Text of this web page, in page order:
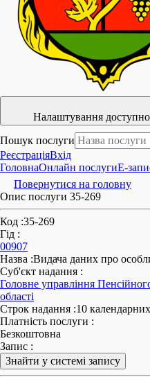
Налаштування
Пошук послуги
РеєстраціяВхід
ГоловнаОнлайн послугиE-
Повернутися на головну
Опис послуги 35-269
Код :35-269
Гід :
00907
Назва :Видача даних про
Суб'єкт надання :
Головне управління
області
Строк надання :10
Платність послуги :
Безкоштовна
Запис :
Знайти у системі запису